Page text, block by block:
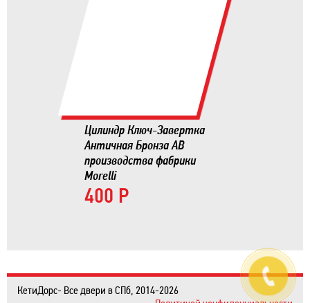
Цилиндр Ключ-Завертка
Античная Бронза AB
производства фабрики
Morelli
400 Р
КетиДорс- Все двери в СПб, 2014-2026